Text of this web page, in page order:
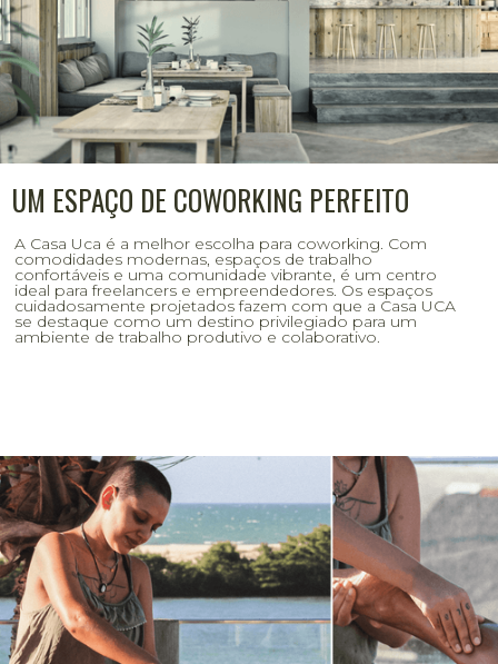
UM ESPAÇO DE COWORKING PERFEITO
A Casa Uca é a melhor escolha para coworking. Com
comodidades modernas, espaços de trabalho
confortáveis e uma comunidade vibrante, é um centro
ideal para freelancers e empreendedores. Os espaços
cuidadosamente projetados fazem com que a Casa UCA
se destaque como um destino privilegiado para um
ambiente de trabalho produtivo e colaborativo.